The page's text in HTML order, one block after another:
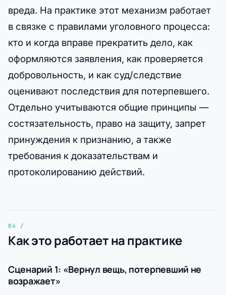
вреда. На практике этот механизм работает
в связке с правилами уголовного процесса:
кто и когда вправе прекратить дело, как
оформляются заявления, как проверяется
добровольность, и как суд/следствие
оценивают последствия для потерпевшего.
Отдельно учитываются общие принципы —
состязательность, право на защиту, запрет
принуждения к признанию, а также
требования к доказательствам и
протоколированию действий.
Как это работает на практике
Сценарий 1: «Вернул вещь, потерпевший не
возражает»